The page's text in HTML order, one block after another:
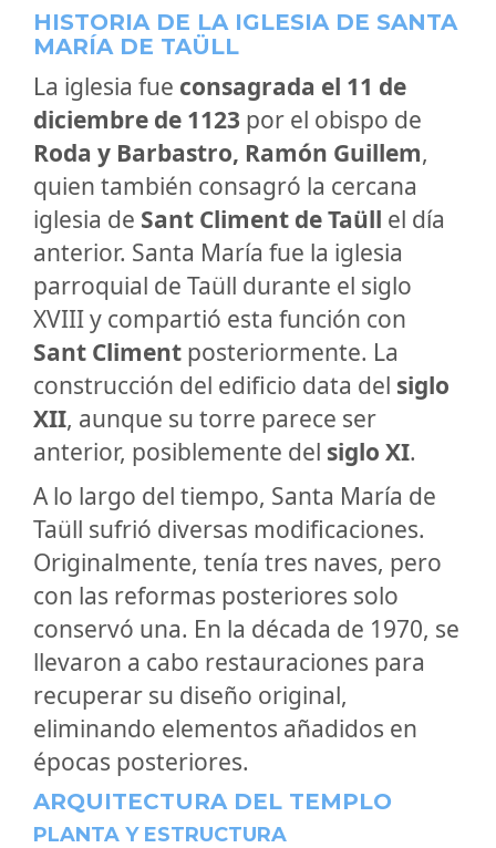
HISTORIA DE LA IGLESIA DE SANTA
MARÍA DE TAÜLL
La iglesia fue consagrada el 11 de
diciembre de 1123 por el obispo de
Roda y Barbastro, Ramón Guillem,
quien también consagró la cercana
iglesia de Sant Climent de Taüll el día
anterior. Santa María fue la iglesia
parroquial de Taüll durante el siglo
XVIII y compartió esta función con
Sant Climent posteriormente. La
construcción del edificio data del siglo
XII, aunque su torre parece ser
anterior, posiblemente del siglo XI.
A lo largo del tiempo, Santa María de
Taüll sufrió diversas modificaciones.
Originalmente, tenía tres naves, pero
con las reformas posteriores solo
conservó una. En la década de 1970, se
llevaron a cabo restauraciones para
recuperar su diseño original,
eliminando elementos añadidos en
épocas posteriores.
ARQUITECTURA DEL TEMPLO
PLANTA Y ESTRUCTURA